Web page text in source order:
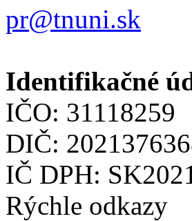
pr@tnuni.sk
Identifikačné
IČO: 31118259
DIČ:
IČ DPH:
Rýchle odkazy